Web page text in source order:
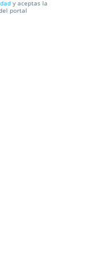
y
y aceptas la
portal